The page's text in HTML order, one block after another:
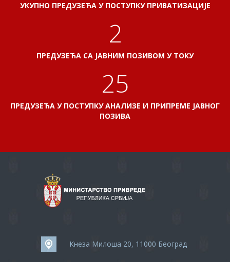
УКУПНО ПРЕДУЗЕЋА У ПОСТУПКУ ПРИВАТИЗАЦИЈЕ
2
ПРЕДУЗЕЋА СА ЈАВНИМ ПОЗИВОМ У ТОКУ
29
ПРЕДУЗЕЋА У ПОСТУПКУ АНАЛИЗЕ И ПРИПРЕМЕ ЈАВНОГ
ПОЗИВА
Кнеза Милоша 20, 11000 Београд